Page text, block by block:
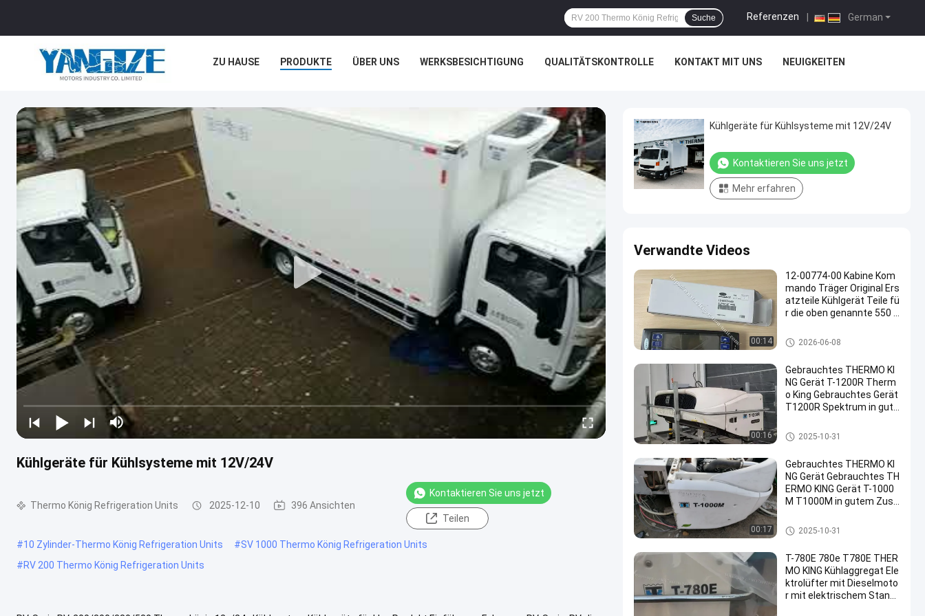
German
Referenzen
Suche
ZU HAUSE PRODUKTE ÜBER UNS WERKSBESICHTIGUNG QUALITÄTSKONTROLLE KONTAKT MIT UNS NEUIGKEITEN
Kühlgeräte für Kühlsysteme mit 12V/24V
Thermo König Refrigeration Units 2025-12-10 396 Ansichten
Kontaktieren Sie uns jetzt
Teilen
#10 Zylinder-Thermo König Refrigeration Units #SV 1000 Thermo König Refrigeration Units
#RV 200 Thermo König Refrigeration Units
Kühlgeräte für Kühlsysteme mit 12V/24V
Kontaktieren Sie uns jetzt
Mehr erfahren
Verwandte Videos
00:14
12-00774-00 Kabine Kom
mando Träger Original Ers
atzteile Kühlgerät Teile fü
r die oben genannte 550 7
Träger-Abkühlungs-Teile
2026-06-08
00:16
Gebrauchtes THERMO KI
NG Gerät T-1200R Therm
o King Gebrauchtes Gerät
T1200R Spektrum in gute
ahr 2011-2016
Thermo König Refrigeration U
nits
2025-10-31
00:17
Gebrauchtes THERMO KI
NG Gerät Gebrauchtes TH
ERMO KING Gerät T-1000
M T1000M in gutem Zust
ahr hergestellt
Thermo König Refrigeration U
nits
2025-10-31
T-780E 780e T780E THER
MO KING Kühlaggregat Ele
ktrolüfter mit Dieselmoto
r mit elektrischem Stand